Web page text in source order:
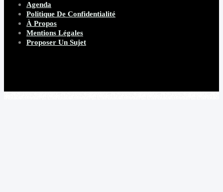
Agenda
Politique De Confidentialité
À Propos
Mentions Légales
Proposer Un Sujet